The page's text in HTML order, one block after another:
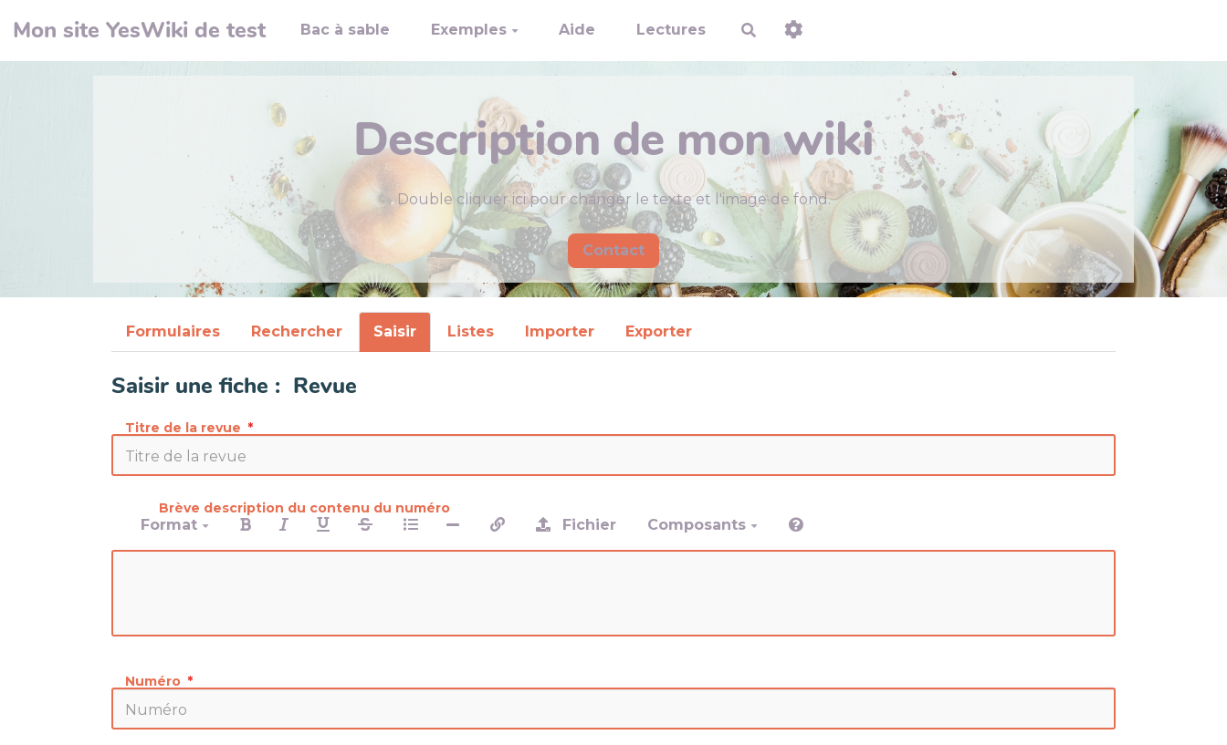
Aller au contenu principal
Mon site YesWiki de test Bac à sable Exemples Aide Lectures Rechercher
Description de mon wiki
Double cliquer ici pour changer le texte et l'image de fond.
Contact
Formulaires Rechercher Saisir Listes Importer Exporter
Saisir une fiche : Revue
Titre de la revue
Brève description du contenu du numéro
Format Fichier Composants
Numéro